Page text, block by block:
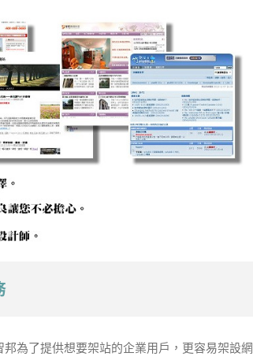
為了提供想要架站的企業用戶，更容易架設